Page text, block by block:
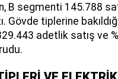
B segmenti 145.788
Gövde tiplerine
adetlik satış ve